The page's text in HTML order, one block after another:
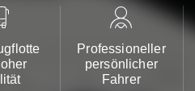
Professioneller
persönlicher
Fahrer